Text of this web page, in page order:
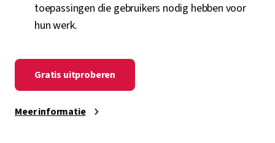
toepassingen die gebruikers nodig hebben voor
hun werk.
Gratis uitproberen
Meer informatie